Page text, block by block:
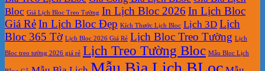
Bloc Giá Lịch Bloc Treo Tường In Lịch Bloc 2026 In Lịch Bloc
Giá RẻIn Lịch Bloc Đẹp Kích Thước Lịch Bloc Lịch 3D Lịch
Bloc 365 Tờ Lịch Bloc 2026 Giá Rẻ Lịch Bloc Treo Tường Lịch
Bloc treo tường 2026 giá rẻ Lịch Treo Tường Bloc Mẫu Bloc Lịch